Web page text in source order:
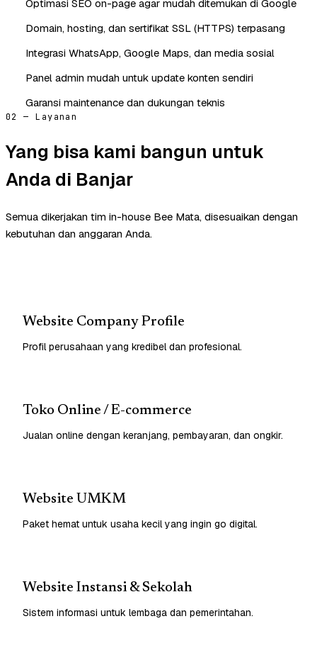
Optimasi SEO on-page agar mudah ditemukan di Google
Domain, hosting, dan sertifikat SSL (HTTPS) terpasang
Integrasi WhatsApp, Google Maps, dan media sosial
Panel admin mudah untuk update konten sendiri
Garansi maintenance dan dukungan teknis
02 — Layanan
Yang bisa kami bangun untuk
Anda di Banjar
Semua dikerjakan tim in-house Bee Mata, disesuaikan dengan
kebutuhan dan anggaran Anda.
Website Company Profile
Profil perusahaan yang kredibel dan profesional.
Toko Online / E-commerce
Jualan online dengan keranjang, pembayaran, dan ongkir.
Website UMKM
Paket hemat untuk usaha kecil yang ingin go digital.
Website Instansi & Sekolah
Sistem informasi untuk lembaga dan pemerintahan.